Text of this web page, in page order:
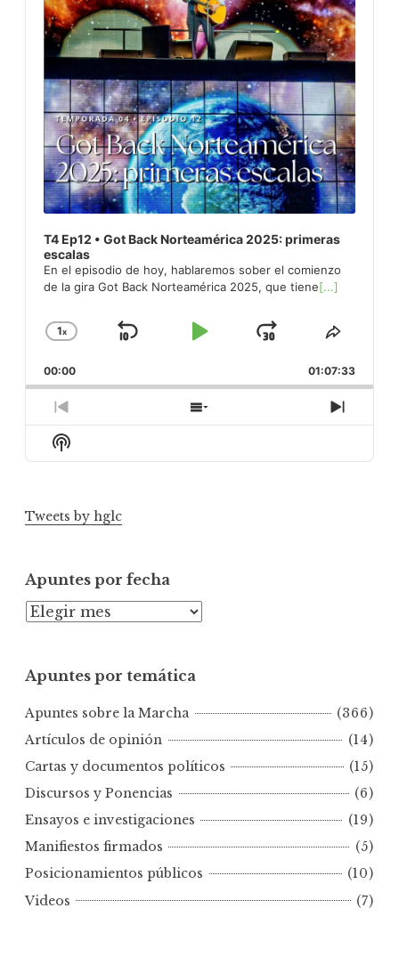
T4 Ep12 • Got Back Norteamérica 2025: primeras
escalas
En el episodio de hoy, hablaremos sober el comienzo
de la gira Got Back Norteamérica 2025, que tiene[...]
Change
Rate
1x
Skip
Play
Jump
Forward
Share
00:00 01:07:33
Previous
Episode
Show
Episodes
Next
Show
Podcast
Tweets by hglc
Apuntes por fecha
A
n
e
s
p
f
e
c
a
Apuntes por temática
Apuntes sobre la Marcha
(366)
Artículos de opinión
(14)
Cartas y documentos políticos
(15)
Discursos y Ponencias
(6)
Ensayos e investigaciones
(19)
Manifiestos firmados
(5)
Posicionamientos públicos
(10)
Videos
(7)